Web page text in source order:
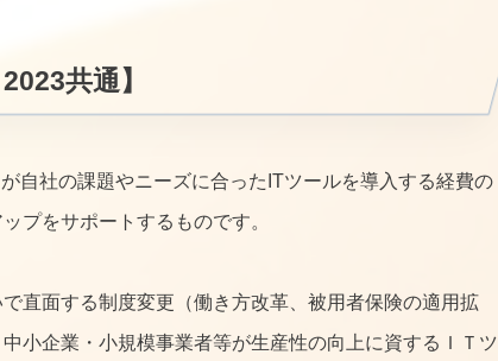
共通】
自社の課題やニーズに合ったITツールを導入する経費の
プをサポートするものです。
直面する制度変更（働き方改革、被用者保険の適用拡
小企業・小規模事業者等が生産性の向上に資するＩＴツ